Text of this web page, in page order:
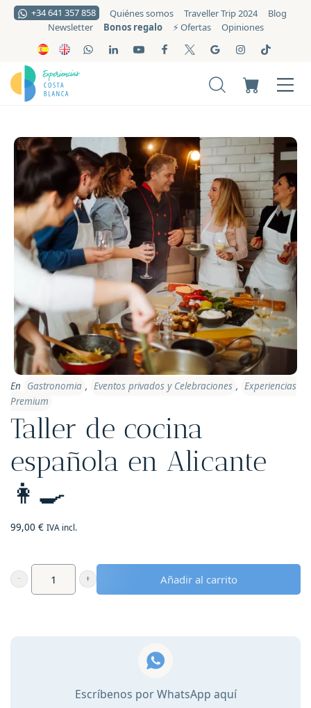
+34 641 357 858 Quiénes somos Traveller Trip 2024
Blog
Newsletter
Bonos regalo ⚡️ Ofertas Opiniones
En Gastronomia , Eventos privados y Celebraciones , Experiencias
Premium
Taller de cocina
española en Alicante
👩‍🍳
99,00 € IVA incl.
Taller
Añadir al carrito
Escríbenos por WhatsApp aquí